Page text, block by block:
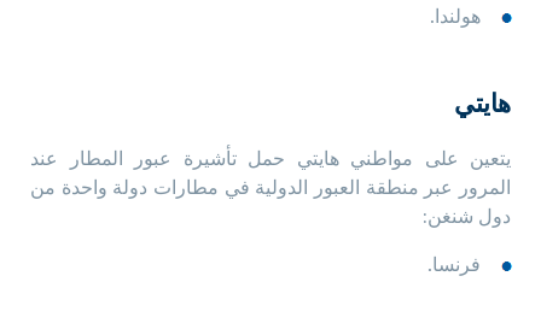
هولندا.
هايتي
يتعين على مواطني هايتي حمل تأشيرة عبور المطار عند
المرور عبر منطقة العبور الدولية في مطارات دولة واحدة من
دول شنغن:
فرنسا.